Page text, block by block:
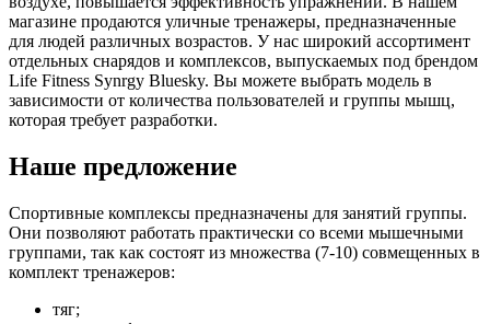
магазине продаются уличные тренажеры, предназначенные
для людей различных возрастов. У нас широкий ассортимент
отдельных снарядов и комплексов, выпускаемых под брендом
Life Fitness Synrgy Bluesky. Вы можете выбрать модель в
зависимости от количества пользователей и группы мышц,
которая требует разработки.
Наше предложение
Спортивные комплексы предназначены для занятий группы.
Они позволяют работать практически со всеми мышечными
группами, так как состоят из множества (7-10) совмещенных в
комплект тренажеров:
тяг;